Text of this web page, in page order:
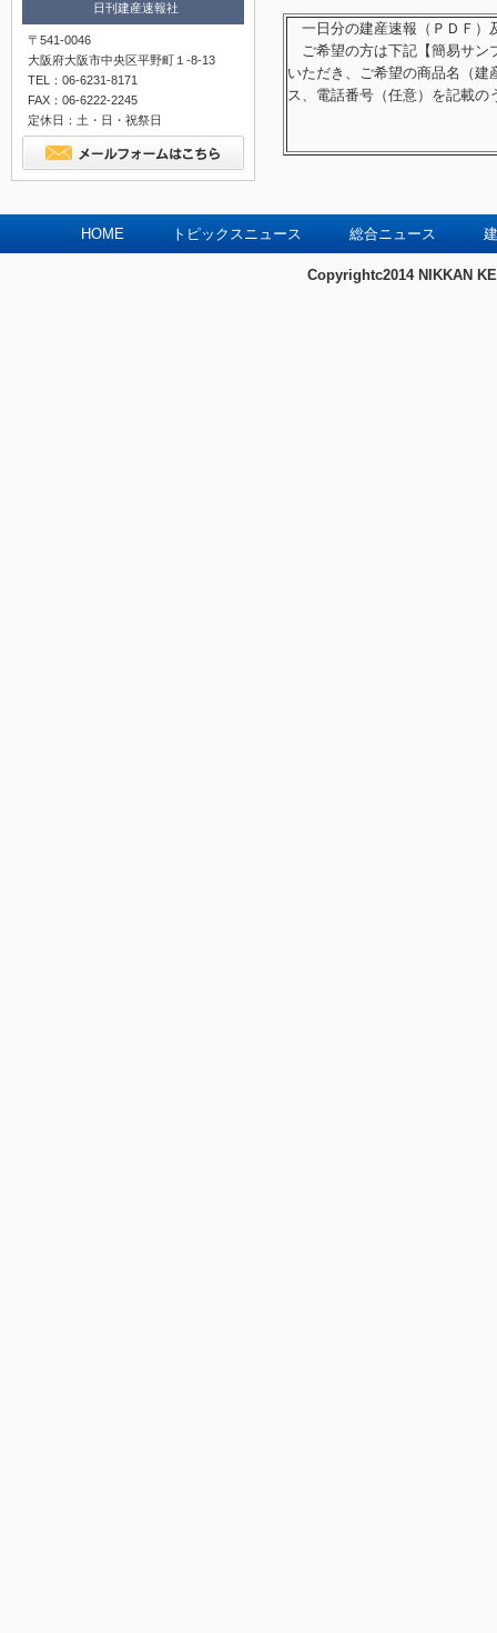
日刊建産速報社
〒541-0046
大阪府大阪市中央区平野町１-8-13
TEL：06-6231-8171
FAX：06-6222-2245
定休日：土・日・祝祭日
一日分の建産速報（ＰＤＦ）
ご希望の方は下記【簡易サン
いただき、ご希望の商品名（
ス、電話番号（任意）を記載の
HOME トピックスニュース 総合ニュース
Copyrightc2014 NIKKAN